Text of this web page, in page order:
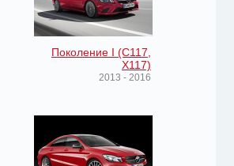
Поколение I (C117,
X117)
2013 - 2016